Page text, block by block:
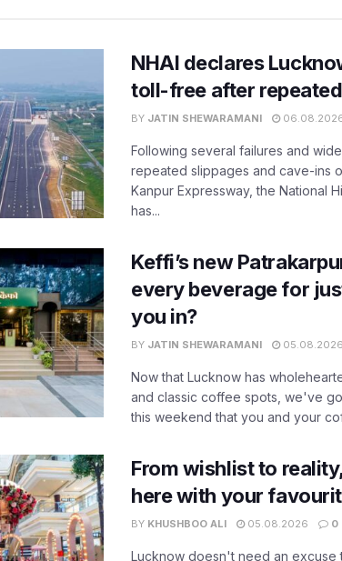
NHAI declares
toll-free after
BY JATIN SHEWARAMANI
Following several failures and
repeated slippages and cave-ins
Kanpur Expressway, the National
has...
Keffi’s new
every beverage for
you in?
BY JATIN SHEWARAMANI 05.08.2026
Now that Lucknow has
and classic coffee spots, we've
this weekend that you and your
From wishlist to
here with your
BY KHUSHBOO ALI 05.08.2026 0
Lucknow doesn't need an excuse